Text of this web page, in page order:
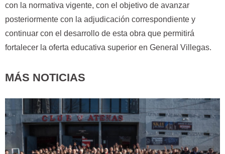
con la normativa vigente, con el objetivo de avanzar
posteriormente con la adjudicación correspondiente y
continuar con el desarrollo de esta obra que permitirá
fortalecer la oferta educativa superior en General Villegas.
MÁS NOTICIAS